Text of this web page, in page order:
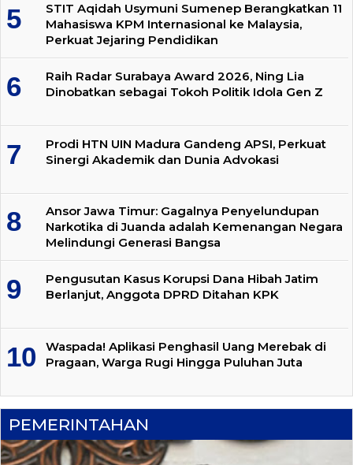
STIT Aqidah Usymuni Sumenep Berangkatkan 11
Mahasiswa KPM Internasional ke Malaysia,
Perkuat Jejaring Pendidikan
Raih Radar Surabaya Award 2026, Ning Lia
Dinobatkan sebagai Tokoh Politik Idola Gen Z
Prodi HTN UIN Madura Gandeng APSI, Perkuat
Sinergi Akademik dan Dunia Advokasi
Ansor Jawa Timur: Gagalnya Penyelundupan
Narkotika di Juanda adalah Kemenangan Negara
Melindungi Generasi Bangsa
Pengusutan Kasus Korupsi Dana Hibah Jatim
Berlanjut, Anggota DPRD Ditahan KPK
Waspada! Aplikasi Penghasil Uang Merebak di
Pragaan, Warga Rugi Hingga Puluhan Juta
PEMERINTAHAN